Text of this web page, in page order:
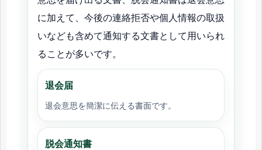
に加えて、今後の連絡拒否や個人情報の取扱
いなども含めて通知する文書として用いられ
ることが多いです。
退会届
退会意思を簡潔に伝える書面です。
脱会通知書